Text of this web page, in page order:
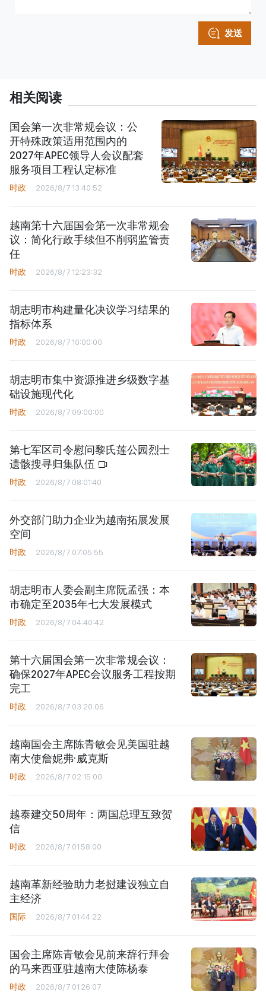
发送
相关阅读
国会第一次非常规会议：公
开特殊政策适用范围内的
2027年APEC领导人会议配套
服务项目工程认定标准
时政 2026/8/7 13:40:52
越南第十六届国会第一次非常规会
议：简化行政手续但不削弱监管责
任
时政 2026/8/7 12:23:32
胡志明市构建量化决议学习结果的
指标体系
时政 2026/8/7 10:00:00
胡志明市集中资源推进乡级数字基
础设施现代化
时政 2026/8/7 09:00:00
第七军区司令慰问黎氏莲公园烈士
遗骸搜寻归集队伍
时政 2026/8/7 08:01:40
外交部门助力企业为越南拓展发展
空间
时政 2026/8/7 07:05:55
胡志明市人委会副主席阮孟强：本
市确定至2035年七大发展模式
时政 2026/8/7 04:40:42
第十六届国会第一次非常规会议：
确保2027年APEC会议服务工程按期
完工
时政 2026/8/7 03:20:06
越南国会主席陈青敏会见美国驻越
南大使詹妮弗·威克斯
时政 2026/8/7 02:15:00
越泰建交50周年：两国总理互致贺
信
时政 2026/8/7 01:58:00
越南革新经验助力老挝建设独立自
主经济
国际 2026/8/7 01:44:22
国会主席陈青敏会见前来辞行拜会
的马来西亚驻越南大使陈杨泰
时政 2026/8/7 01:26:07